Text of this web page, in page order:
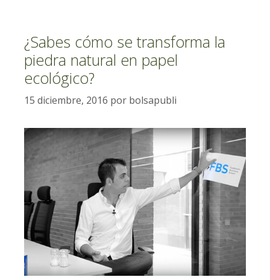
¿Sabes cómo se transforma la
piedra natural en papel
ecológico?
15 diciembre, 2016 por bolsapubli